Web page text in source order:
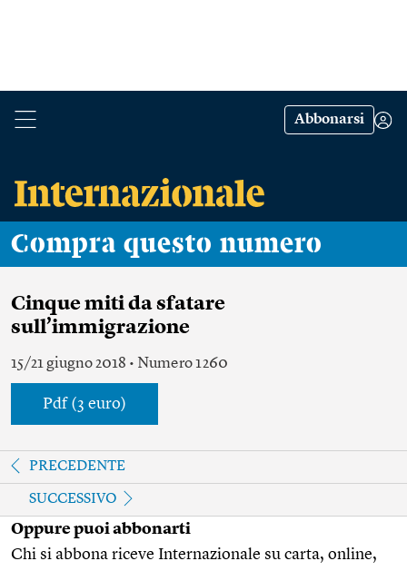
Abbonarsi
Compra questo numero
Cinque miti da sfatare
sull’immigrazione
15/21 giugno 2018 • Numero 1260
Pdf (3 euro)
PRECEDENTE
SUCCESSIVO
Oppure puoi abbonarti
Chi si abbona riceve Internazionale su carta, online,